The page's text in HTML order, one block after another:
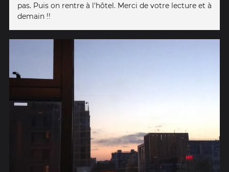
pas. Puis on rentre à l'hôtel. Merci de votre lecture et à
demain !!